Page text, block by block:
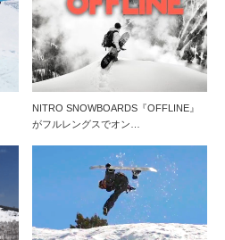
NITRO SNOWBOARDS『OFFLINE』
がフルレングスでオン…